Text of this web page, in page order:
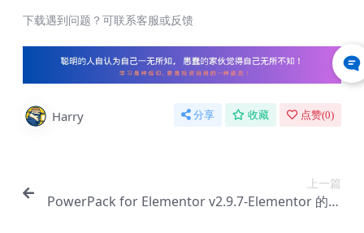
下载遇到问题？可联系客服或反馈
Harry 分享 收藏 点赞(0)
上一篇
PowerPack for Elementor v2.9.7-Elementor 的插